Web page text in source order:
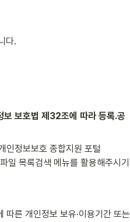
다.
보호법 제32조에 따라 등록․공
인정보보호 종합지원 포털
목록검색 메뉴를 활용해주시기
른 개인정보 보유·이용기간 또는